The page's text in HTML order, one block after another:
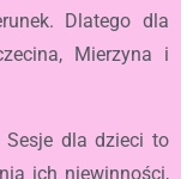
Dlatego dla
Mierzyna i
Sesje dla dzieci to
ich niewinności,